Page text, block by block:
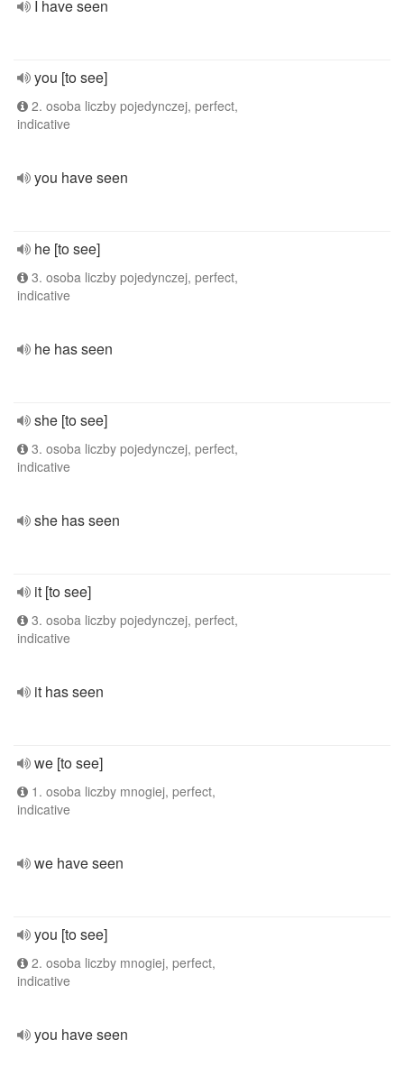
I have seen
you [to see]
2. osoba liczby pojedynczej, perfect,
indicative
you have seen
he [to see]
3. osoba liczby pojedynczej, perfect,
indicative
he has seen
she [to see]
3. osoba liczby pojedynczej, perfect,
indicative
she has seen
it [to see]
3. osoba liczby pojedynczej, perfect,
indicative
it has seen
we [to see]
1. osoba liczby mnogiej, perfect,
indicative
we have seen
you [to see]
2. osoba liczby mnogiej, perfect,
indicative
you have seen